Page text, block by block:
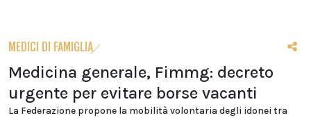
MEDICI DI FAMIGLIA
Medicina generale, Fimmg: decreto
urgente per evitare borse vacanti
La Federazione propone la mobilità volontaria degli idonei tra